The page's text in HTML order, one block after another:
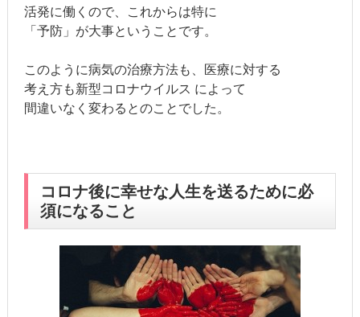
活発に働くので、これからは特に
「予防」が大事ということです。
このように病気の治療方法も、医療に対する
考え方も新型コロナウイルス によって
間違いなく変わるとのことでした。
コロナ後に幸せな人生を送るために必
須になること